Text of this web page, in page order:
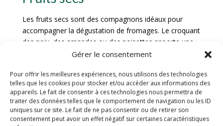
Gérer le consentement
Pour offrir les meilleures expériences, nous utilisons des technologies
telles que les cookies pour stocker et/ou accéder aux informations des
appareils. Le fait de consentir à ces technologies nous permettra de
traiter des données telles que le comportement de navigation ou les ID
uniques sur ce site. Le fait de ne pas consentir ou de retirer son
consentement peut avoir un effet négatif sur certaines caractéristiques
Les fruits secs sont des compagnons idéaux pour
accompagner la dégustation de fromages. Le croquant
des noix, des amandes ou des noisettes apporte une
texture intéressante qui vient enrichir l’expérience
note sucrée qui se marie harmonieusement avec la
richesse des fromages, créant ainsi un équilibre de
saveurs en bouche.
Confitures